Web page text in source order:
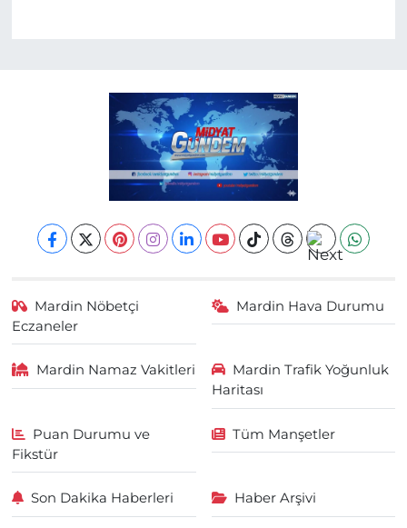
Mardin Nöbetçi
Eczaneler
Mardin Hava Durumu
Mardin Namaz Vakitleri
Mardin Trafik Yoğunluk
Haritası
Puan Durumu ve
Fikstür
Tüm Manşetler
Son Dakika Haberleri Haber Arşivi